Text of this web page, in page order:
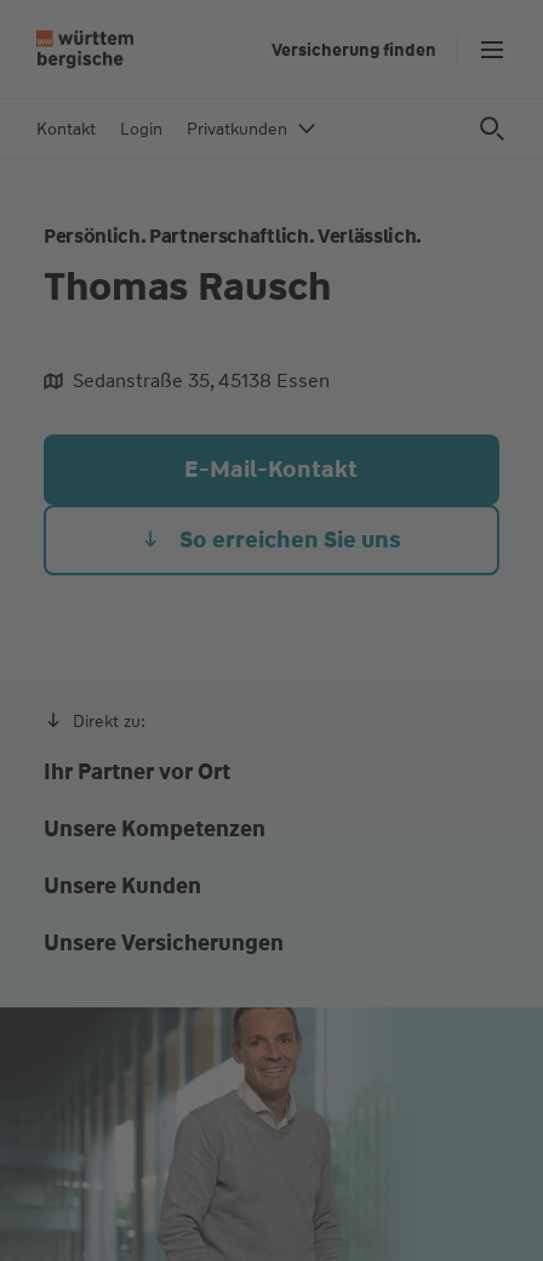
In
Versicherung finden
Kontakt Login Privatkunden
Persönlich. Partnerschaftlich. Verlässlich.
Thomas Rausch
aliqua culpa cillum ullamco
Sedanstraße 35, 45138 Essen
E-Mail-Kontakt
So erreichen Sie uns
Direkt zu:
Ihr Partner vor Ort
Unsere Kompetenzen
Unsere Kunden
Unsere Versicherungen